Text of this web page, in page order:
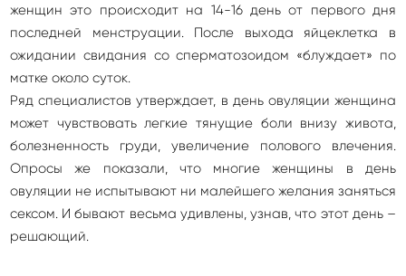
женщин это происходит на 14-16 день от первого дня
последней менструации. После выхода яйцеклетка в
ожидании свидания со сперматозоидом «блуждает» по
матке около суток.
Ряд специалистов утверждает, в день овуляции женщина
может чувствовать легкие тянущие боли внизу живота,
болезненность груди, увеличение полового влечения.
Опросы же показали, что многие женщины в день
овуляции не испытывают ни малейшего желания заняться
сексом. И бывают весьма удивлены, узнав, что этот день –
решающий.